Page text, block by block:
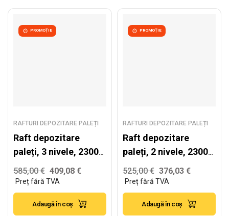
PROMOȚIE
RAFTURI DEPOZITARE PALEȚI
Raft depozitare
paleți, 3 nivele, 2300
kg/nivel – H:4000mm
x L:3870mm x
W:1100mm
585,00€ 409,08 €
Adaugă în coș
PROMOȚIE
RAFTURI DEPOZITARE PALEȚI
Raft depozitare
paleți, 2 nivele, 2300
kg/nivel – 2500mm x
L:6870mm x
W:1100mm
525,00€ 376,03 €
Adaugă în coș